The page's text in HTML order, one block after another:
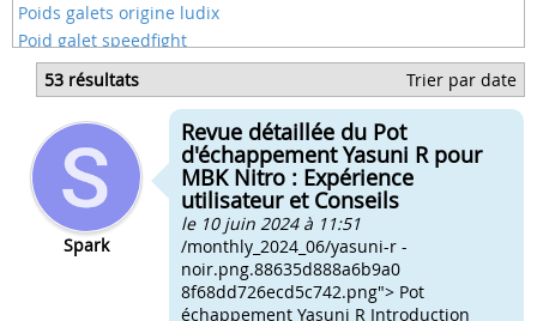
Poids galets origine ludix
Poid galet speedfight
Poids galet 103
Poids galets booster
Quel galets pour kit 50
Galets kit 50
53 résultats Trier par date
Spark
Revue détaillée du Pot
d'échappement Yasuni R pour
MBK Nitro : Expérience
utilisateur et Conseils
le 10 juin 2024 à 11:51
/monthly_2024_06/yasuni-r -
noir.png.88635d888a6b9a0
8f68dd726ecd5c742.png"> Pot
échappement Yasuni R Introduction